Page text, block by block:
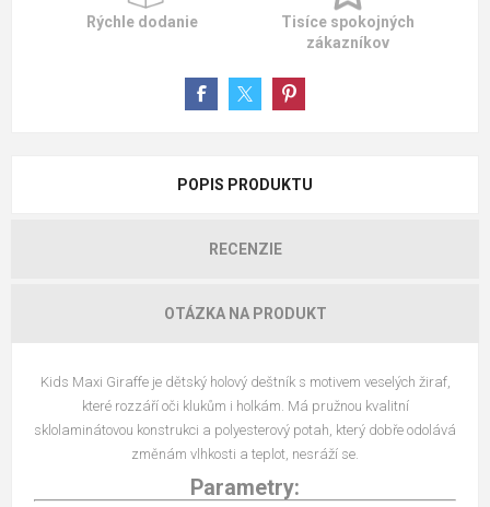
Rýchle dodanie
Tisíce spokojných
zákazníkov
POPIS PRODUKTU
RECENZIE
OTÁZKA NA PRODUKT
Kids Maxi Giraffe je dětský holový deštník s motivem veselých žiraf,
které rozzáří oči klukům i holkám. Má pružnou kvalitní
sklolaminátovou konstrukci a polyesterový potah, který dobře odolává
změnám vlhkosti a teplot, nesráží se.
Parametry: